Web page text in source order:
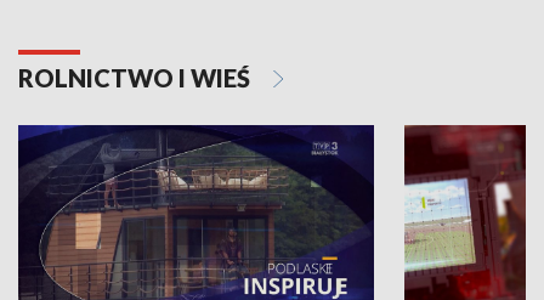
ROLNICTWO I WIEŚ